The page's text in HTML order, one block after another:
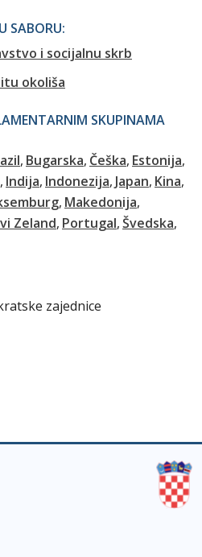
SABORU:
i socijalnu skrb
okoliša
SKUPINAMA
Bugarska Češka Estonija
Indija Indonezija Japan Kina
Makedonija
Zeland Portugal Švedska
zajednice